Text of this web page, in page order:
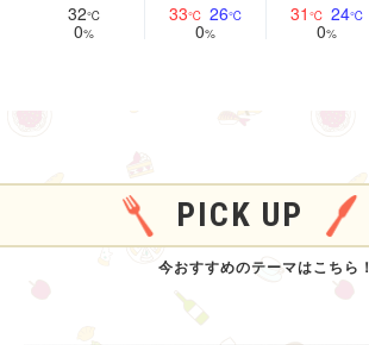
32
0
33 26
0
31 24
0
PICK UP
今おすすめのテーマはこちら！